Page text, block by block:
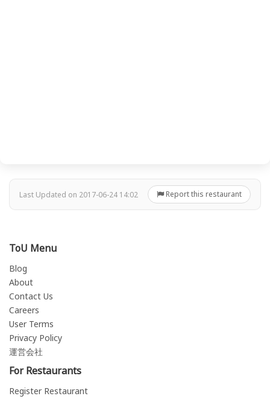
Last Updated on 2017-06-24 14:02 Report this restaurant
ToU Menu
Blog
About
Contact Us
Careers
User Terms
Privacy Policy
運営会社
For Restaurants
Register Restaurant